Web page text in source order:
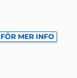
MER INFO